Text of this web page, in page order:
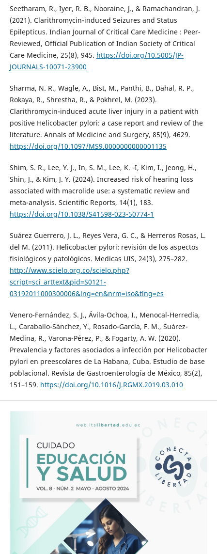
Seetharam, R., Iyer, R. B., Nooraine, J., & Ramachandran, J.
(2021). Clarithromycin-induced Seizures and Status
Epilepticus. Indian Journal of Critical Care Medicine : Peer-
Reviewed, Official Publication of Indian Society of Critical
Care Medicine, 25(8), 945. https://doi.org/10.5005/JP-
JOURNALS-10071-23900
Sharma, N. R., Wagle, A., Bist, M., Panthi, B., Dahal, R. P.,
Rokaya, R., Shrestha, R., & Pokhrel, M. (2023).
Clarithromycin-induced acute liver injury in a patient with
positive Helicobacter pylori: a case report and review of the
literature. Annals of Medicine and Surgery, 85(9), 4629.
https://doi.org/10.1097/MS9.0000000000001135
Shim, S. R., Lee, Y. J., In, S. M., Lee, K. ‐I, Kim, I., Jeong, H.,
Shin, J., & Kim, J. Y. (2024). Increased risk of hearing loss
associated with macrolide use: a systematic review and
meta-analysis. Scientific Reports, 14(1), 183.
https://doi.org/10.1038/S41598-023-50774-1
Suárez Guerrero, J. L., Reyes Vera, G. C., & Herreros Rosas, L.
del M. (2011). Helicobacter pylori: revisión de los aspectos
fisiológicos y patológicos. Medicas UIS, 24(3), 275–282.
http://www.scielo.org.co/scielo.php?
script=sci_arttext&pid=S0121-
03192011000300006&lng=en&nrm=iso&tlng=es
Venero-Fernández, S. J., Ávila-Ochoa, I., Menocal-Herredia,
L., Caraballo-Sánchez, Y., Rosado-García, F. M., Suárez-
Medina, R., Varona-Pérez, P., & Fogarty, A. W. (2020).
Prevalencia y factores asociados a infección por Helicobacter
pylori en preescolares de La Habana, Cuba. Estudio de base
poblacional. Revista de Gastroenterología de México, 85(2),
151–159. https://doi.org/10.1016/J.RGMX.2019.03.010